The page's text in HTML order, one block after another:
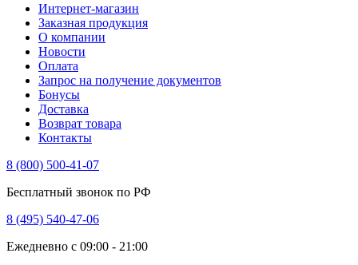
Интернет-магазин
Заказная продукция
О компании
Новости
Оплата
Запрос на получение документов
Бонусы
Доставка
Возврат товара
Контакты
8 (800) 500-41-07
Бесплатный звонок по РФ
8 (495) 540-47-06
Ежедневно с 09:00 - 21:00